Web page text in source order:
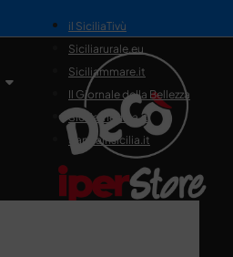
il SiciliaTivù
Siciliarurale.eu
Siciliammare.it
Il Giornale della Bellezza
Siciliamedica.it
Sanitainsicilia.it